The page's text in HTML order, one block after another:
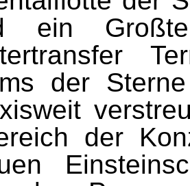
ein
der
der